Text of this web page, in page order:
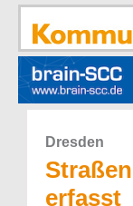
Zum
springen
Dresden
erfasst